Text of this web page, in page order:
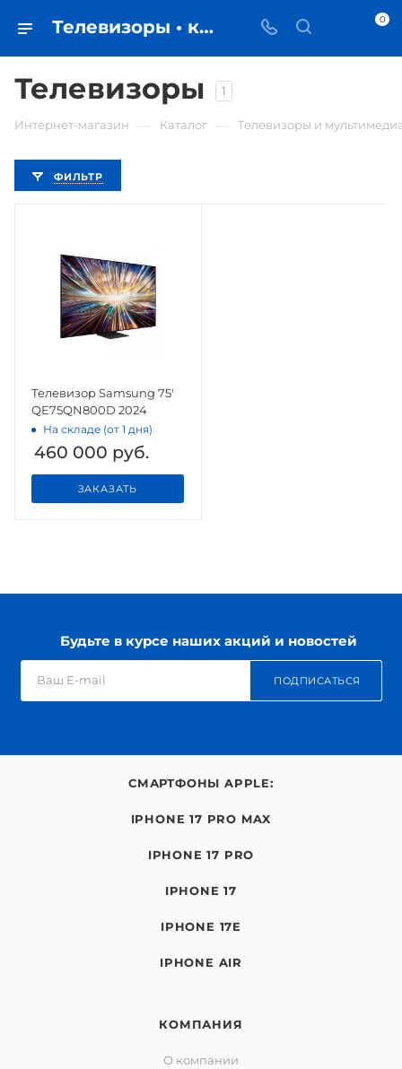
Телевизоры • купить в Самаре по низкой цене - iЧехол 0
Телевизоры 1
Интернет-магазин Каталог Телевизоры и
ФИЛЬТР
Телевизор Samsung 75'
QE75QN800D 2024
На складе (от 1 дня)
460 000 руб.
ЗАКАЗАТЬ
Будьте в курсе наших акций и новостей
ПОДПИСАТЬСЯ
СМАРТФОНЫ APPLE:
IPHONE 17 PRO MAX
IPHONE 17 PRO
IPHONE 17
IPHONE 17E
IPHONE AIR
КОМПАНИЯ
О компании